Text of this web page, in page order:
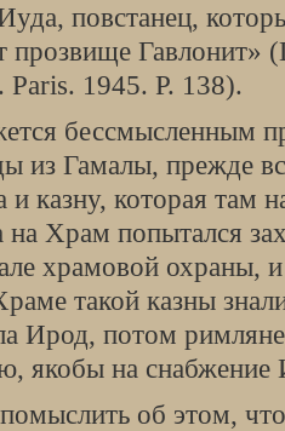
повстанец,
прозвище Гавлонит»
Paris. 1945. P. 138).
бессмысленным
из Гамалы, прежде
и казну, которая там
на Храм попытался
храмовой охраны,
такой казны
Ирод, потом
якобы на снабжение
об этом,